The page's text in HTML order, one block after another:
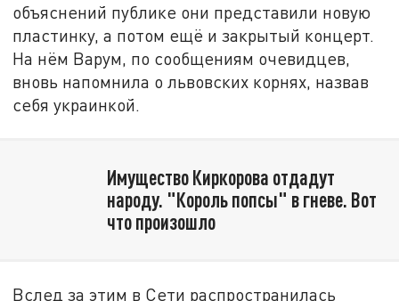
объяснений публике они представили новую
пластинку, а потом ещё и закрытый концерт.
На нём Варум, по сообщениям очевидцев,
вновь напомнила о львовских корнях, назвав
себя украинкой.
Имущество Киркорова отдадут
народу. "Король попсы" в гневе. Вот
что произошло
Вслед за этим в Сети распространилась